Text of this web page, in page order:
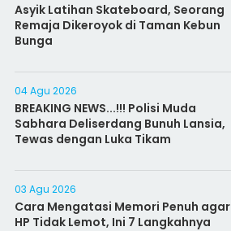
Asyik Latihan Skateboard, Seorang
Remaja Dikeroyok di Taman Kebun
Bunga
04 Agu 2026
BREAKING NEWS...!!! Polisi Muda
Sabhara Deliserdang Bunuh Lansia,
Tewas dengan Luka Tikam
03 Agu 2026
Cara Mengatasi Memori Penuh agar
HP Tidak Lemot, Ini 7 Langkahnya